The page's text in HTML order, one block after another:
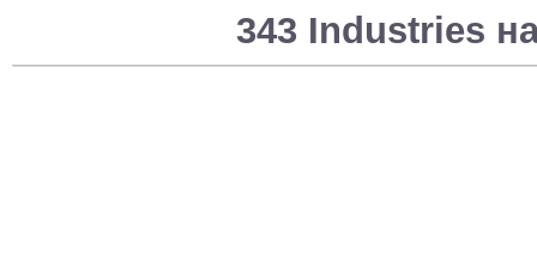
343 Industries